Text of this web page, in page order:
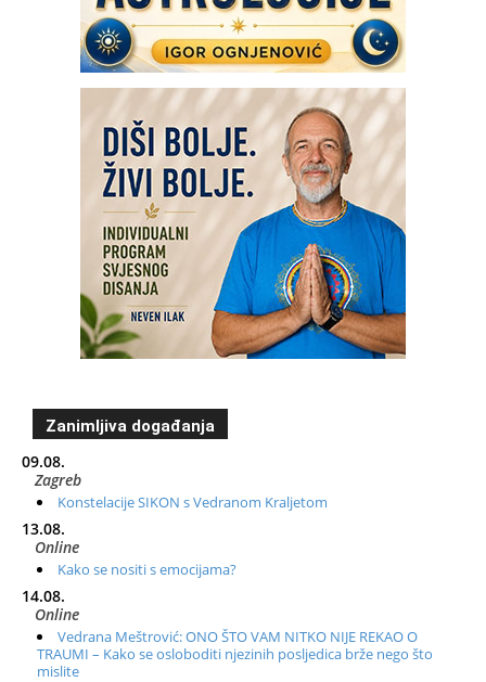
Zanimljiva događanja
09.08.
Zagreb
Konstelacije SIKON s Vedranom Kraljetom
13.08.
Online
Kako se nositi s emocijama?
14.08.
Online
Vedrana Meštrović: ONO ŠTO VAM NITKO NIJE REKAO O
TRAUMI – Kako se osloboditi njezinih posljedica brže nego što
mislite